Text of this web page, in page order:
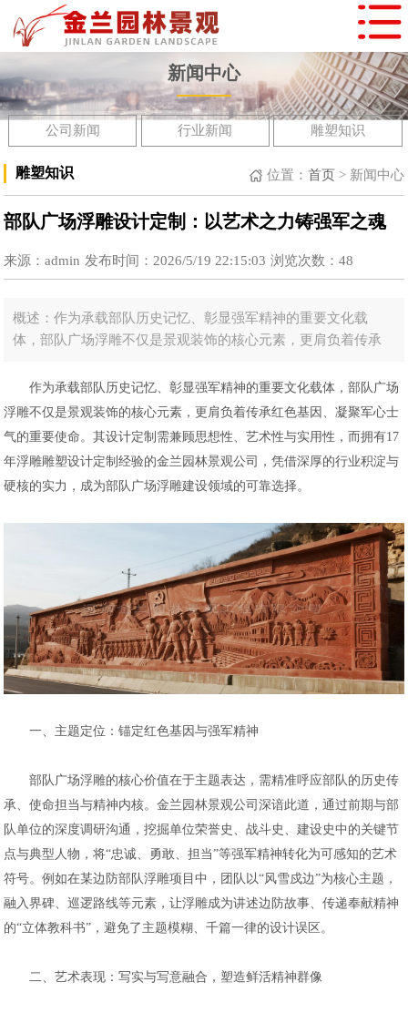
新闻中心
公司新闻 行业新闻 雕塑知识
雕塑知识 位置： 首页> 新闻中心
部队广场浮雕设计定制：以艺术之力铸强军之魂
来源：admin 发布时间：2026/5/19 22:15:03 浏览次数：48
概述：作为承载部队历史记忆、彰显强军精神的重要文化载
体，部队广场浮雕不仅是景观装饰的核心元素，更肩负着传承
性、艺术性与实用性，而拥有17年浮雕雕塑设计定制经验的金
兰园林景观公司，凭借深厚的行业积淀与硬核的实力，成为部
队广场浮雕建设领域的可靠选择。...
作为承载部队历史记忆、彰显强军精神的重要文化载体，部队广场
浮雕不仅是景观装饰的核心元素，更肩负着传承红色基因、凝聚军心士
气的重要使命。其设计定制需兼顾思想性、艺术性与实用性，而拥有17
年浮雕雕塑设计定制经验的金兰园林景观公司，凭借深厚的行业积淀与
硬核的实力，成为部队广场浮雕建设领域的可靠选择。
一、主题定位：锚定红色基因与强军精神
部队广场浮雕的核心价值在于主题表达，需精准呼应部队的历史传
承、使命担当与精神内核。金兰园林景观公司深谙此道，通过前期与部
队单位的深度调研沟通，挖掘单位荣誉史、战斗史、建设史中的关键节
点与典型人物，将“忠诚、勇敢、担当”等强军精神转化为可感知的艺术
符号。例如在某边防部队浮雕项目中，团队以“风雪戍边”为核心主题，
融入界碑、巡逻路线等元素，让浮雕成为讲述边防故事、传递奉献精神
的“立体教科书”，避免了主题模糊、千篇一律的设计误区。
二、艺术表现：写实与写意融合，塑造鲜活精神群像